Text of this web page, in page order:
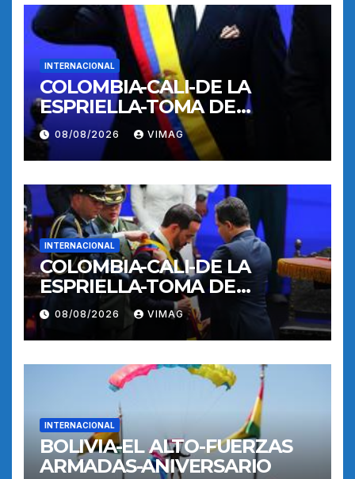
INTERNACIONAL
COLOMBIA-CALI-DE LA
ESPRIELLA-TOMA DE
POSESION
08/08/2026 VIMAG
INTERNACIONAL
COLOMBIA-CALI-DE LA
ESPRIELLA-TOMA DE
POSESION
08/08/2026 VIMAG
INTERNACIONAL
BOLIVIA-EL ALTO-FUERZAS
ARMADAS-ANIVERSARIO